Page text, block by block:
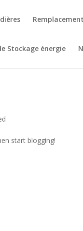
Stockage énergie
start blogging!